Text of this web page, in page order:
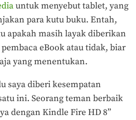
untuk menyebut tablet, yang
para kutu buku. Entah,
apakah masih layak diberikan
eBook atau tidak, biar
yang menentukan.
saya diberi kesempatan
ini. Seorang teman berbaik
dengan Kindle Fire HD 8”